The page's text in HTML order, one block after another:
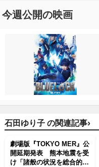
今週公開の映画
石田ゆり子 の関連記事›
劇場版『TOKYO MER』公
開延期発表 熊本地震を受
け「諸般の状況を総合的に